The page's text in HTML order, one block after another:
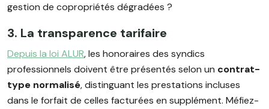
gestion de copropriétés dégradées ?
3. La transparence tarifaire
Depuis la loi ALUR, les honoraires des syndics
professionnels doivent être présentés selon un contrat-
type normalisé, distinguant les prestations incluses
dans le forfait de celles facturées en supplément. Méfiez-